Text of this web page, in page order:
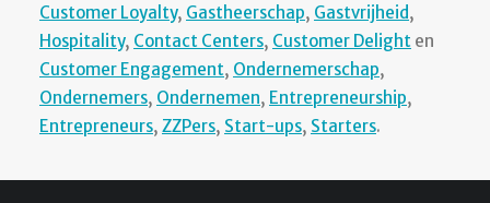
Customer Loyalty, Gastheerschap, Gastvrijheid,
Hospitality, Contact Centers, Customer Delight en
Customer Engagement, Ondernemerschap,
Ondernemers, Ondernemen, Entrepreneurship,
Entrepreneurs, ZZPers, Start-ups, Starters.